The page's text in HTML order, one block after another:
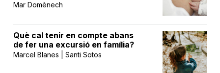
Mar Domènech
Què cal tenir en compte abans
de fer una excursió en família?
Marcel Blanes | Santi Sotos